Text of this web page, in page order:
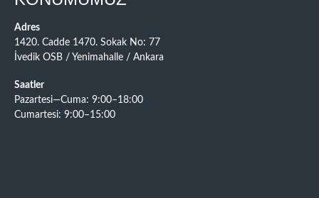
Adres
1420. Cadde 1470. Sokak No: 77
İvedik OSB / Yenimahalle / Ankara
Saatler
Pazartesi—Cuma: 9:00–18:00
Cumartesi: 9:00–15:00